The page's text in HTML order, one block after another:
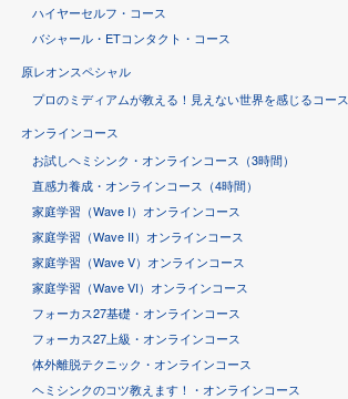
ハイヤーセルフ・コース
バシャール・ETコンタクト・コース
原レオンスペシャル
プロのミディアムが教える！見えない世界を感じるコース
オンラインコース
お試しヘミシンク・オンラインコース（3時間）
直感力養成・オンラインコース（4時間）
家庭学習（Wave I）オンラインコース
家庭学習（Wave II）オンラインコース
家庭学習（Wave V）オンラインコース
家庭学習（Wave VI）オンラインコース
フォーカス27基礎・オンラインコース
フォーカス27上級・オンラインコース
体外離脱テクニック・オンラインコース
ヘミシンクのコツ教えます！・オンラインコース